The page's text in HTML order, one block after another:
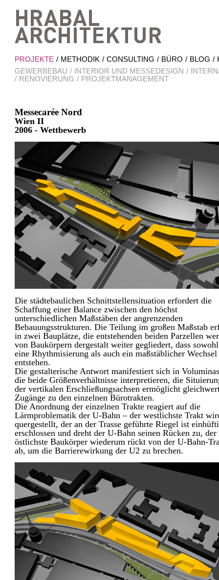
PROJEKTE METHODIK CONSULTING BÜRO BLOG
GEWERBEBAU
INTERIOR UND MESSEDESIGN
RENOVIERUNG
PROJEKTMANAGEMENT
Messecarée Nord
Wien II
2006 - Wettbewerb
Die städtebaulichen Schnittstellensituation erfordert die
Schaffung einer Balance zwischen den höchst
unterschiedlichen Maßstäben der angrenzenden
Bebauungsstrukturen. Die Teilung im großen Maßstab
in zwei Bauplätze, die entstehenden beiden Parzellen
von Baukörpern dergestalt weiter gegliedert, dass sowohl
eine Rhythmisierung als auch ein maßstäblicher Wechsel
entstehen.
Die gestalterische Antwort manifestiert sich in
die beide Größenverhältnisse interpretieren, die
der vertikalen Erschließungsachsen ermöglicht
Zugänge zu den einzelnen Bürotrakten.
Die Anordnung der einzelnen Trakte reagiert auf die
Lärmproblematik der U-Bahn – der westlichste Trakt
quergestellt, der an der Trasse geführte Riegel ist
erschlossen und dreht der U-Bahn seinen Rücken zu, der
östlichste Baukörper wiederum rückt von der U-Bahn-
ab, um die Barrierewirkung der U2 zu brechen.